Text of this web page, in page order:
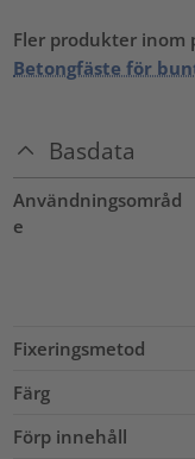
Fler produkter inom
Betongfäste för
Basdata
Användningsområd
e
Fixeringsmetod
Färg
Förp innehåll